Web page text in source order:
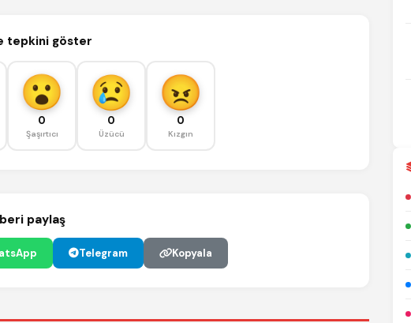
tepkini göster
0
Şaşırtıcı
0
Üzücü
0
Kızgın
paylaş
Telegram Kopyala